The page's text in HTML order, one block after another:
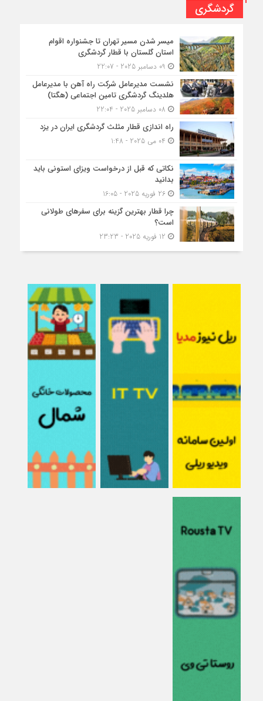
گردشگری
میسر شدن مسیر تهران تا جشنواره اقوام
استان گلستان با قطار گردشگری
نشست مدیرعامل شرکت راه آهن با مدیرعامل
هلدینگ گردشگری تامین اجتماعی (هگتا)
راه اندازی قطار مثلث گردشگری ایران در یزد
نکاتی که قبل از درخواست ویزای استونی باید
بدانید
26 فوریه 2025 - 16:05
چرا قطار بهترین گزینه برای سفرهای طولانی
است؟